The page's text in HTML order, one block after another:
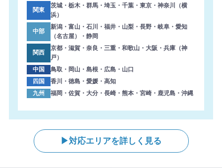
【東京都】コピー機 TOSHIBA 導入のお問い合わせを頂き
ました。ありがとうございます。
2026年8月6日 14:33
【大阪府】複合機 SHARP 導入のお問い合わせを頂きまし
た。ありがとうございます。
2026年8月6日 13:47
【東京都】複合機 RICOH 導入のお問い合わせを頂きまし
た。ありがとうございます。
2026年8月6日 13:38
【岐阜県】コピー機 KYOCERA 導入のお問い合わせを頂き
ました。ありがとうございます。
2026年8月6日 13:04
関東
茨城・栃木・群馬・埼玉・千葉・東京・神奈川（横
浜）
中部
新潟・富山・石川・福井・山梨・長野・岐阜・愛知
（名古屋）・静岡
関西
京都・滋賀・奈良・三重・和歌山・大阪・兵庫（神
戸）
中国
鳥取・岡山・島根・広島・山口
四国
香川・徳島・愛媛・高知
九州
福岡・佐賀・大分・長崎・熊本・宮崎・鹿児島・沖縄
対応エリアを詳しく見る